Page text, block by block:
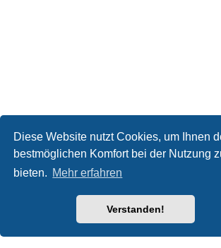
Diese Website nutzt Cookies, um Ihnen
bestmöglichen Komfort bei der Nutzung
bieten. Mehr erfahren
Verstanden!